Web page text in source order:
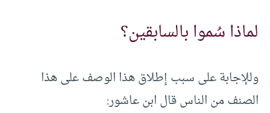
لماذا سُموا بالسابقين؟
وللإجابة على سبب إطلاق هذا الوصف على هذا
الصنف من الناس قال ابن عاشور: